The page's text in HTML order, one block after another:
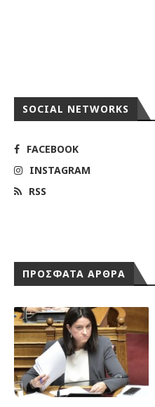
SOCIAL NETWORKS
FACEBOOK
INSTAGRAM
RSS
ΠΡΟΣΦΑΤΑ ΑΡΘΡΑ